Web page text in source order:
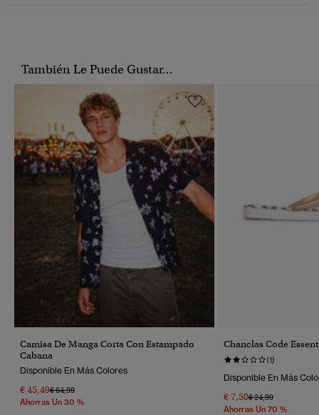
También Le Puede Gustar...
Camisa De Manga Corta Con Estampado
Cabana
Disponible En Más Colores
€ 45,49Precio Rebajado De
€ 64,99A
Ahorras Un 30 %
Chanclas Code
(1)
Disponible En Más
€ 7,50Precio Rebajado De
€ 24,99A
Ahorras Un 70 %